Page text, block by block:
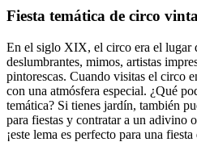
Fiesta temática de circo
En el siglo XIX, el circo era el lugar
deslumbrantes, mimos, artistas
pintorescas. Cuando visitas el circo
con una atmósfera especial. ¿Qué
temática? Si tienes jardín, también
para fiestas y contratar a un adivino
¡este lema es perfecto para una